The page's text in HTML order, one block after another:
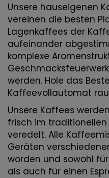
Unsere hauseigenen
vereinen die besten
Lagenkaffees der
aufeinander
komplexe
werden. Hole das
Kaffeevollautomat
Unsere Kaffees
frisch im
veredelt. Alle
Geräten
worden und sowohl
als auch für einen